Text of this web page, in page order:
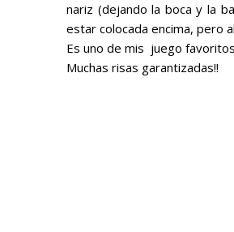
nariz (dejando la boca y la
estar colocada encima, pero
Es uno de mis juego
Muchas risas garantizadas!!